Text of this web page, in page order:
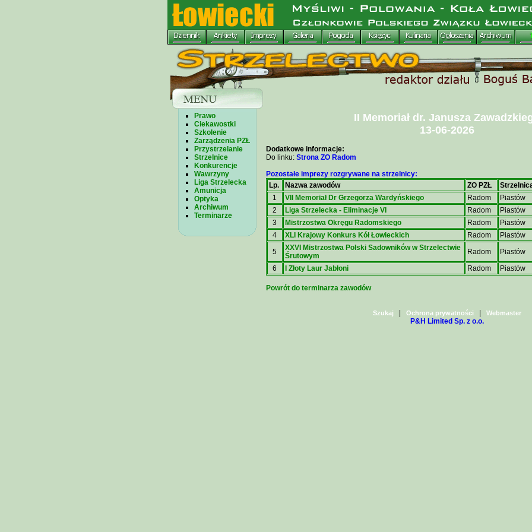
Prawo
Ciekawostki
Szkolenie
Zarządzenia PZŁ
Przystrzelanie
Strzelnice
Konkurencje
Wawrzyny
Liga Strzelecka
Amunicja
Optyka
Archiwum
Terminarze
II Memoriał dr. Janusza
13-06-2026
Dodatkowe informacje:
Do linku:Strona ZO Radom
Pozostałe imprezy rozgrywane na strzelnicy:
Lp.
Nazwa zawodów ZO PZŁ
1
VII Memoriał Dr Grzegorza Wardyńskiego Radom Piastów
2
Liga Strzelecka - Eliminacje VI Radom Piastów
3
Mistrzostwa Okręgu Radomskiego Radom Piastów
4
XLI Krajowy Konkurs Kół Łowieckich Radom Piastów
5
XXVI Mistrzostwa Polski Sadowników w Strzelectwie
Śrutowym
Radom Piastów
6
I Złoty Laur Jabłoni Radom Piastów
Powrót do terminarza zawodów
Szukaj Ochrona prywatności Webmaster
P&H Limited Sp. z o.o.